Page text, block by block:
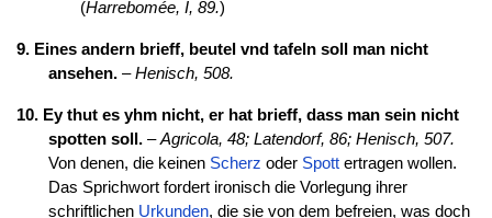
(Harrebomée, I, 89.)
9. Eines andern brieff, beutel vnd tafeln soll man nicht
ansehen.–Henisch, 508.
10. Ey thut es yhm nicht, er hat brieff, dass man sein nicht
spotten soll.–Agricola, 48; Latendorf, 86; Henisch, 507.
Von denen, die keinen Scherz oder Spottertragen wollen.
Das Sprichwort fordert ironisch die Vorlegung ihrer
schriftlichen Urkunden, die sie von dem befreien, was doch